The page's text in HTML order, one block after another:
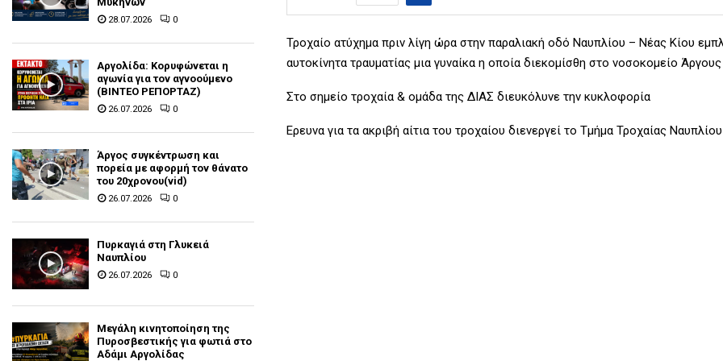
Τροχαίο ατύχημα πριν λίγη ώρα στην παραλιακή οδό Ναυπλίου – Νέας Κίου
αυτοκίνητα τραυματίας μια γυναίκα η οποία διεκομίσθη στο νοσοκομείο
Στο σημείο τροχαία & ομάδα της ΔΙΑΣ διευκόλυνε την κυκλοφορία
Ερευνα για τα ακριβή αίτια του τροχαίου διενεργεί το Τμήμα Τροχαίας Ναυπλίου
28.07.2026 0
Αργολίδα: Κορυφώνεται η
αγωνία για τον αγνοούμενο
(ΒΙΝΤΕΟ ΡΕΠΟΡΤΑΖ)
26.07.2026 0
Άργος συγκέντρωση και
πορεία με αφορμή τον θάνατο
του 20χρονου(vid)
26.07.2026 0
Πυρκαγιά στη Γλυκειά
Ναυπλίου
26.07.2026 0
Μεγάλη κινητοποίηση της
Πυροσβεστικής για φωτιά στο
Αδάμι Αργολίδας